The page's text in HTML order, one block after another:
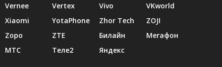
Vernee
Vertex Vivo
VKworld
Xiaomi
YotaPhone Zhor Tech
ZOJI
Zopo
ZTE Билайн
Мегафон
МТС
Теле2 Яндекс